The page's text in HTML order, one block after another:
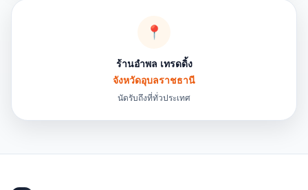
📍
ร้านอำพล เทรดดิ้ง
จังหวัดอุบลราชธานี
นัดรับถึงที่ทั่วประเทศ